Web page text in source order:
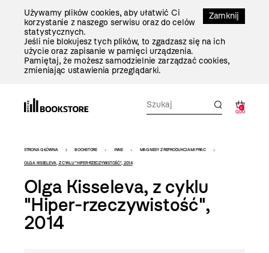
Zamknij
Używamy plików cookies, aby ułatwić Ci
korzystanie z naszego serwisu oraz do celów
statystycznych.
Jeśli nie blokujesz tych plików, to zgadzasz się na ich
użycie oraz zapisanie w pamięci urządzenia.
Pamiętaj, że możesz samodzielnie zarządzać cookies,
zmieniając ustawienia przeglądarki.
0
0,00
Bookstore
-
szablon
szczegóły
STRONA GŁÓWNA BOOKSTORE INNE MAGNESY Z REPRODUKCJAMI PRAC
OLGA KISSELEVA, Z CYKLU "HIPER-RZECZYWISTOŚĆ", 2014
Olga Kisseleva, z cyklu
"Hiper-rzeczywistość",
2014